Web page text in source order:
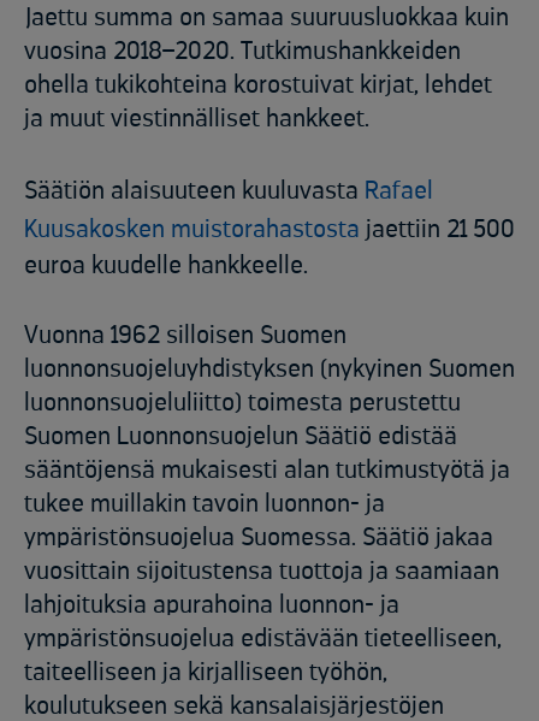
Jaettu summa on samaa suuruusluokkaa kuin
vuosina 2018–2020. Tutkimushankkeiden
ohella tukikohteina korostuivat kirjat, lehdet
ja muut viestinnälliset hankkeet.
Säätiön alaisuuteen kuuluvasta Rafael
Kuusakosken muistorahastosta jaettiin 21 500
euroa kuudelle hankkeelle.
Vuonna 1962 silloisen Suomen
luonnonsuojeluyhdistyksen (nykyinen Suomen
luonnonsuojeluliitto) toimesta perustettu
Suomen Luonnonsuojelun Säätiö edistää
sääntöjensä mukaisesti alan tutkimustyötä ja
tukee muillakin tavoin luonnon- ja
ympäristönsuojelua Suomessa. Säätiö jakaa
vuosittain sijoitustensa tuottoja ja saamiaan
lahjoituksia apurahoina luonnon- ja
ympäristönsuojelua edistävään tieteelliseen,
taiteelliseen ja kirjalliseen työhön,
koulutukseen sekä kansalaisjärjestöjen